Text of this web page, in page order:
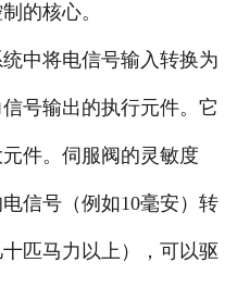
- 常州MTS伺服阀
州比例阀维修
州穆格伺服维修
的核心。
中将电信号输入转换为
号输出的执行元件。它
件。伺服阀的灵敏度
信号（例如10毫安）转
匹马力以上），可以驱